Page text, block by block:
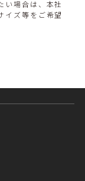
い場合は、本社
イズ等をご希望